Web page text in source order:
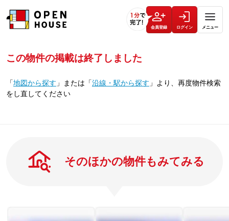
会員登録 ログイン メニュー
この物件の掲載は終了しました
「地図から探す 」 または 「沿線・駅から探す 」 より、再度物件検索
をし直してください
そのほかの物件もみてみる